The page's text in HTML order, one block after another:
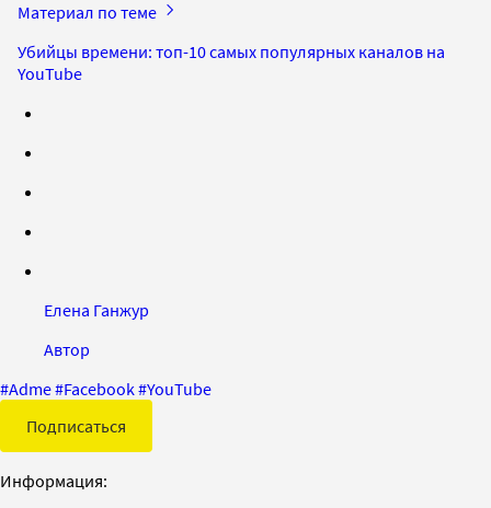
Материал по теме
Убийцы времени: топ-10 самых популярных каналов на
YouTube
Елена Ганжур
Автор
#Adme#Facebook#YouTube
Подписаться
Информация: